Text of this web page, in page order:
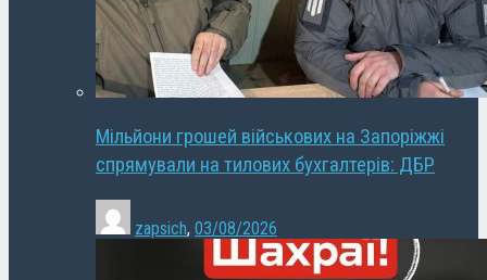
Мільйони грошей військових на Запоріжжі
спрямували на тилових бухгалтерів: ДБР
zapsich, 03/08/2026